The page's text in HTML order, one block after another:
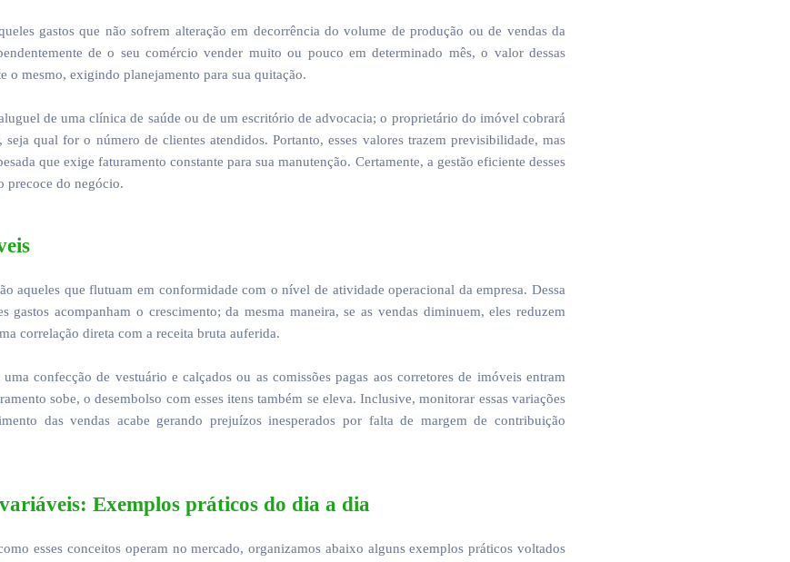
gastos que não sofrem alteração em decorrência do volume de produção ou de vendas da
de o seu comércio vender muito ou pouco em determinado mês, o valor dessas
o mesmo, exigindo planejamento para sua quitação.
de uma clínica de saúde ou de um escritório de advocacia; o proprietário do imóvel cobrará
qual for o número de clientes atendidos. Portanto, esses valores trazem previsibilidade, mas
que exige faturamento constante para sua manutenção. Certamente, a gestão eficiente desses
precoce do negócio.
aqueles que flutuam em conformidade com o nível de atividade operacional da empresa. Dessa
gastos acompanham o crescimento; da mesma maneira, se as vendas diminuem, eles reduzem
correlação direta com a receita bruta auferida.
confecção de vestuário e calçados ou as comissões pagas aos corretores de imóveis entram
sobe, o desembolso com esses itens também se eleva. Inclusive, monitorar essas variações
das vendas acabe gerando prejuízos inesperados por falta de margem de contribuição
Exemplos práticos do dia a dia
esses conceitos operam no mercado, organizamos abaixo alguns exemplos práticos voltados